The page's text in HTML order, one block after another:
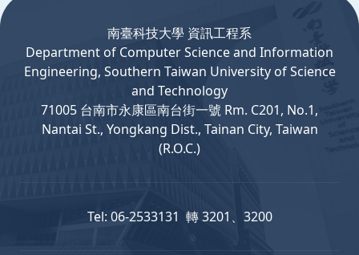
南臺科技大學 資訊工程系
Departmentof ComputerScience and Information
Engineering, Southern Taiwan University of Science
and Technology
71005 台南市永康區南台街一號 Rm. C201, No.1,
Nantai St., Yongkang Dist., Tainan City, Taiwan
(R.O.C.)
Tel: 06-2533131 轉 3201、3200